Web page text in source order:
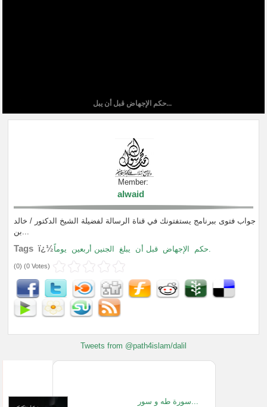
حكم الإجهاض قبل أن يبل...
Member:
alwaid
جواب فتوى ببرنامج يستفتونك في قناة الرسالة لفضيلة الشيخ الدكتور / خالد
بن...
Tags ï¿½ حكم الإجهاض قبل أن يبلغ الجنين أربعين يوماً.
(0) (0 Votes)
Tweets from @path4islam/dalil
سورة طه و سور...